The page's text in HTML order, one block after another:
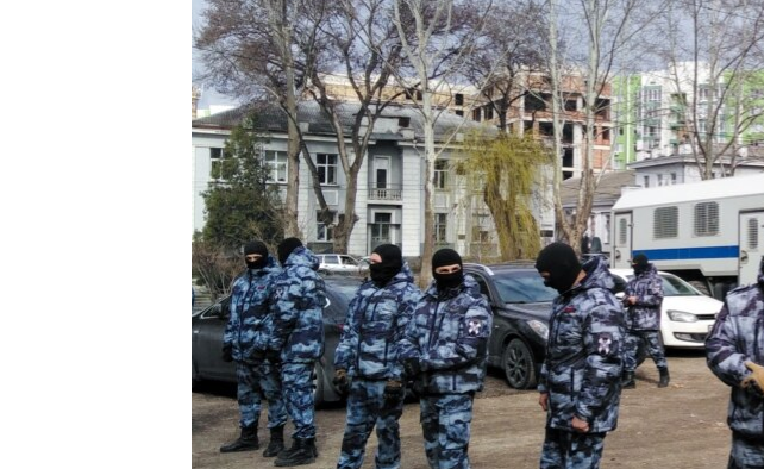
КРЫМ.НЕПОКОРЕННЫЙ
УКРАИНСКАЯ ПРОБЛЕМА КРЫМА